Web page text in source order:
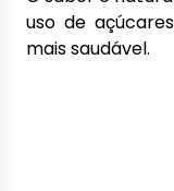
uso de
mais saudável.